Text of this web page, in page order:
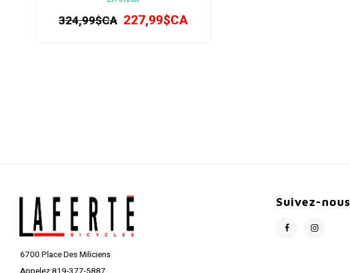
maillots, gilets ou coques.
324,99$CA 227,99$CA
6700 Place Des Miliciens
Suivez-nous